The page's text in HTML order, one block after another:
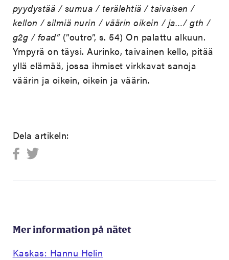
pyydystää / sumua / terälehtiä / taivaisen /
kellon / silmiä nurin / väärin oikein / ja…/ gth /
g2g / foad”(”outro”, s. 54) On palattu alkuun.
Ympyrä on täysi. Aurinko, taivainen kello, pitää
yllä elämää, jossa ihmiset virkkavat sanoja
väärin ja oikein, oikein ja väärin.
Dela artikeln:
Mer information på nätet
Kaskas: Hannu Helin